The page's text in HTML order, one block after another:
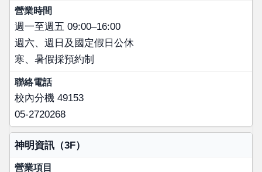
週一至週五 09:00–16:00
週六、週日及國定假日公休
寒、暑假採預約制
校內分機 49153
05-2720268
神明資訊（3F）